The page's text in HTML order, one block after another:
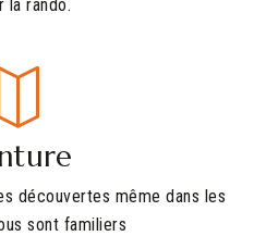
la rando.
découvertes même dans les
sont familiers